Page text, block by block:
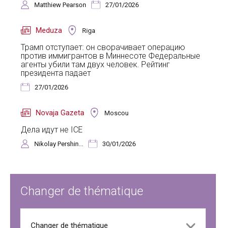
Matthiew Pearson 27/01/2026
Meduza Riga
Трамп отступает: он сворачивает операцию
против иммигрантов в Миннесоте Федеральные
агенты убили там двух человек. Рейтинг
президента падает
27/01/2026
Novaja Gazeta Moscou
Дела идут не ICE
Nikolay Pershin... 30/01/2026
Changer de thématique